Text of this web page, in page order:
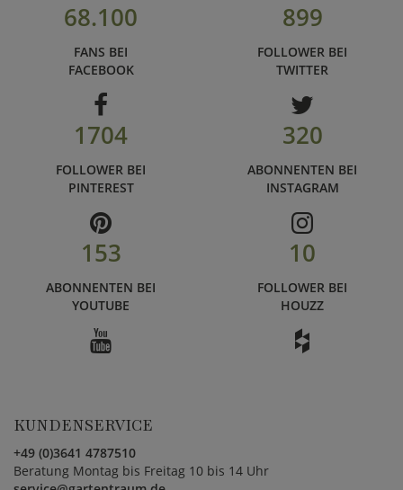
68.100
FANS BEI
FACEBOOK
899
FOLLOWER BEI
TWITTER
1704
FOLLOWER BEI
PINTEREST
320
ABONNENTEN BEI
INSTAGRAM
153
ABONNENTEN BEI
YOUTUBE
10
FOLLOWER BEI
HOUZZ
KUNDENSERVICE
+49 (0)3641 4787510
Beratung Montag bis Freitag 10 bis 14 Uhr